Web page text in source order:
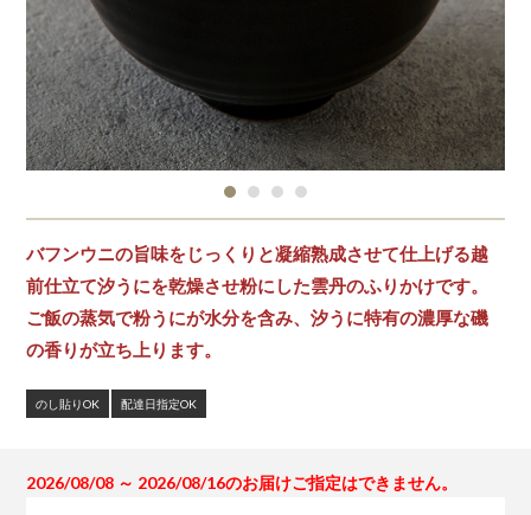
バフンウニの旨味をじっくりと凝縮熟成させて仕上げる越
前仕立て汐うにを乾燥させ粉にした雲丹のふりかけです。
ご飯の蒸気で粉うにが水分を含み、汐うに特有の濃厚な磯
の香りが立ち上ります。
のし貼りOK 配達日指定OK
2026/08/08 ～ 2026/08/16のお届けご指定はできません。